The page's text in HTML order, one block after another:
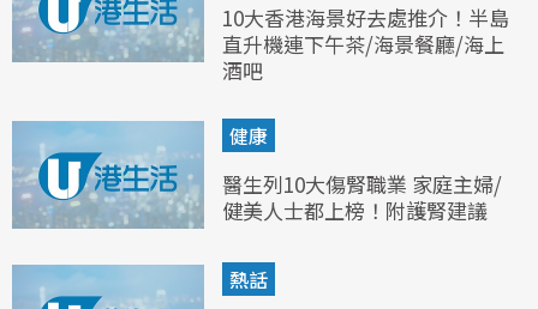
10大香港海景好去處推介！半島
直升機連下午茶/海景餐廳/海上
酒吧
健康
醫生列10大傷腎職業 家庭主婦/
健美人士都上榜！附護腎建議
熱話